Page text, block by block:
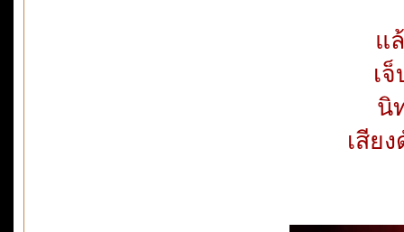
แ
เ
นิ
เสีย